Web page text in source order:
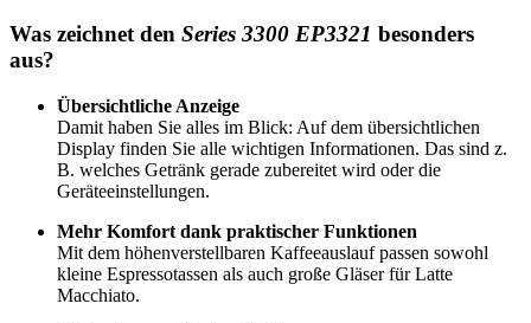
Was zeichnet den Series 3300 EP3321 besonders
aus?
Übersichtliche Anzeige
Damit haben Sie alles im Blick: Auf dem übersichtlichen
Display finden Sie alle wichtigen Informationen. Das sind z.
B. welches Getränk gerade zubereitet wird oder die
Geräteeinstellungen.
Mehr Komfort dank praktischer Funktionen
Mit dem höhenverstellbaren Kaffeeauslauf passen sowohl
kleine Espressotassen als auch große Gläser für Latte
Macchiato.